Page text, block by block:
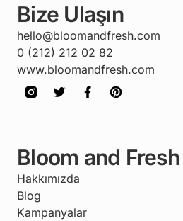
Bize Ulaşın
hello@bloomandfresh.com
0 (212) 212 02 82
www.bloomandfresh.com
Bloom and Fresh
Hakkımızda
Blog
Kampanyalar